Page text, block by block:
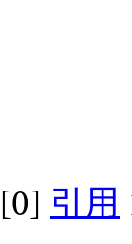
[0] 引用